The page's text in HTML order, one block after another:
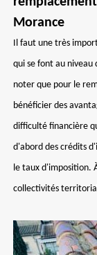
Morance
Il faut une très
qui se font au
noter que pour le
bénéficier des
difficulté financière
d'abord des crédits
le taux d'imposition.
collectivités